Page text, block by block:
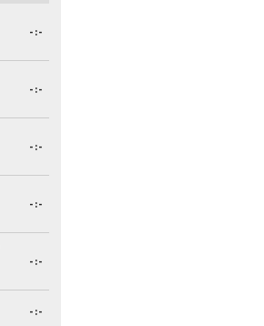
-:-
-:-
-:-
-:-
-:-
-:-